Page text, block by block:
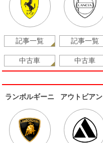
記事一覧
中古車
記事一覧
中古車
ランボルギーニ アウトビア